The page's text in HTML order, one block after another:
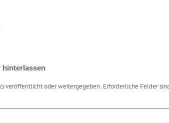
hinterlassen
veröffentlicht oder weitergegeben. Erforderliche Felder